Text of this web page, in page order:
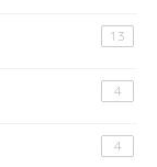
13
4
4